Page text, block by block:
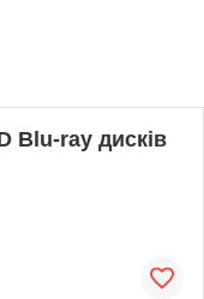
Blu-ray дисків